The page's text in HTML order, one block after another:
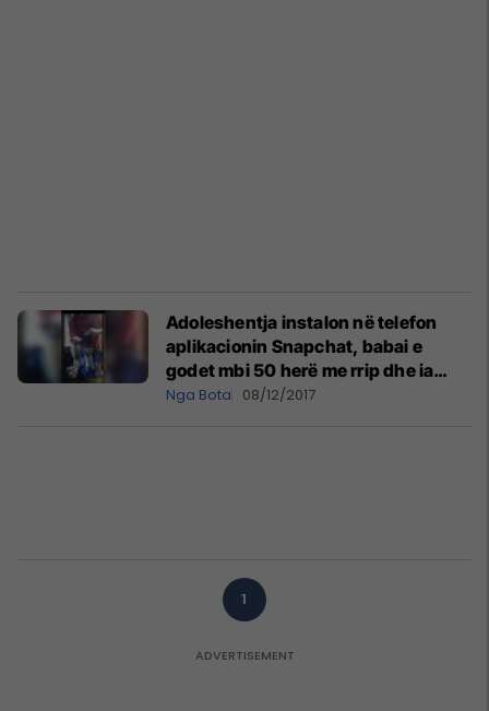
Adoleshentja instalon në telefon
aplikacionin Snapchat, babai e
godet mbi 50 herë me rrip dhe ia
rruan kokën (Video, +18)
Nga Bota 08/12/2017
1